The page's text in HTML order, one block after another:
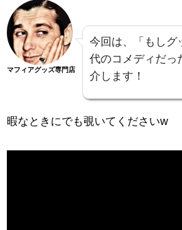
マフィアグッズ専門店
今回は、「もしグ
代のコメディだっ
介します！
暇なときにでも覗いてくださいw